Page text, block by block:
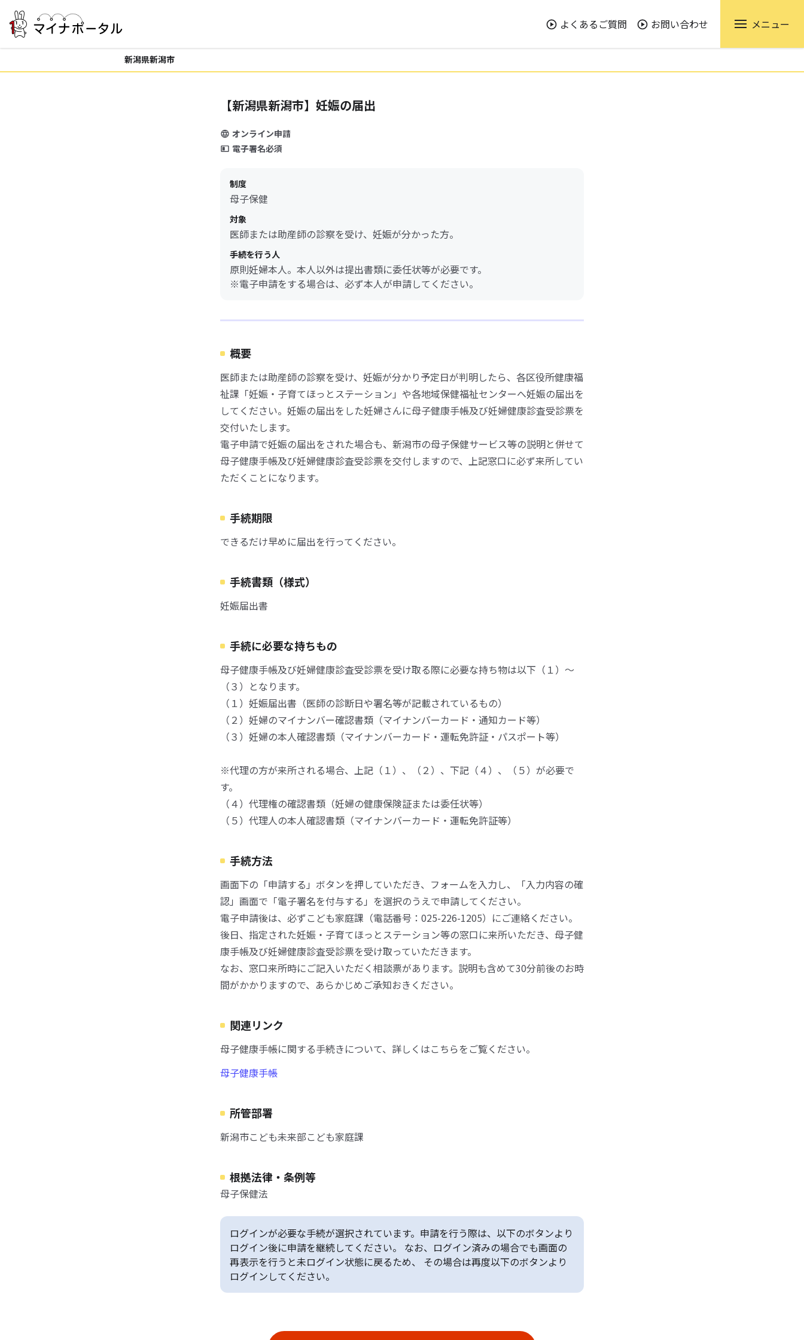
よくあるご質問 お問い合わせ メニュー
新潟県新潟市
【新潟県新潟市】妊娠の届出
オンライン申請
電子署名必須
制度
母子保健
対象
医師または助産師の診察を受け、妊娠が分かった方。
手続を行う人
原則妊婦本人。本人以外は提出書類に委任状等が必要です。
※電子申請をする場合は、必ず本人が申請してください。
概要
医師または助産師の診察を受け、妊娠が分かり予定日が判明したら、各区役所健康福
祉課「妊娠・子育てほっとステーション」や各地域保健福祉センターへ妊娠の届出を
してください。妊娠の届出をした妊婦さんに母子健康手帳及び妊婦健康診査受診票を
交付いたします。
電子申請で妊娠の届出をされた場合も、新潟市の母子保健サービス等の説明と併せて
母子健康手帳及び妊婦健康診査受診票を交付しますので、上記窓口に必ず来所してい
ただくことになります。
手続期限
できるだけ早めに届出を行ってください。
手続書類（様式）
妊娠届出書
手続に必要な持ちもの
母子健康手帳及び妊婦健康診査受診票を受け取る際に必要な持ち物は以下（１）～
（３）となります。
（１）妊娠届出書（医師の診断日や署名等が記載されているもの）
（２）妊婦のマイナンバー確認書類（マイナンバーカード・通知カード等）
（３）妊婦の本人確認書類（マイナンバーカード・運転免許証・パスポート等）
※代理の方が来所される場合、上記（１）、（２）、下記（４）、（５）が必要で
す。
（４）代理権の確認書類（妊婦の健康保険証または委任状等）
（５）代理人の本人確認書類（マイナンバーカード・運転免許証等）
手続方法
画面下の「申請する」ボタンを押していただき、フォームを入力し、「入力内容の確
認」画面で「電子署名を付与する」を選択のうえで申請してください。
電子申請後は、必ずこども家庭課（電話番号：025-226-1205）にご連絡ください。
後日、指定された妊娠・子育てほっとステーション等の窓口に来所いただき、母子健
康手帳及び妊婦健康診査受診票を受け取っていただきます。
なお、窓口来所時にご記入いただく相談票があります。説明も含めて30分前後のお時
間がかかりますので、あらかじめご承知おきください。
関連リンク
母子健康手帳に関する手続きについて、詳しくはこちらをご覧ください。
母子健康手帳
所管部署
新潟市こども未来部こども家庭課
根拠法律・条例等
母子保健法
ログインが必要な手続が選択されています。申請を行う際は、以下のボタンより
ログイン後に申請を継続してください。 なお、ログイン済みの場合でも画面の
再表示を行うと未ログイン状態に戻るため、 その場合は再度以下のボタンより
ログインしてください。